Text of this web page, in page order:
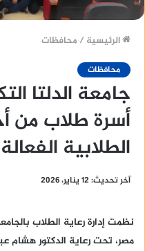
الرئيسية / محافظات
محافظات
جامعة الدلتا
أسرة طلاب من
الطلابية الفعالة
آخر تحديث: 12 يناير، 2026
نظمت إدارة رعاية الطلاب
مصر، تحت رعاية الدكتور هشام